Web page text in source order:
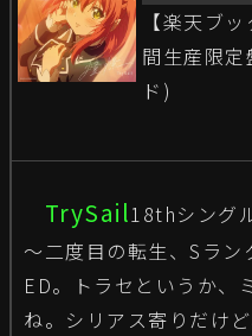
【楽天ブ
間生産限
ド)
TrySail18thシング
～二度目の転生、Sラン
ED。トラセというか、
ね。シリアス寄りだけ